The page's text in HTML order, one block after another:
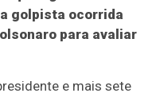
golpista ocorrida
para avaliar
e mais sete